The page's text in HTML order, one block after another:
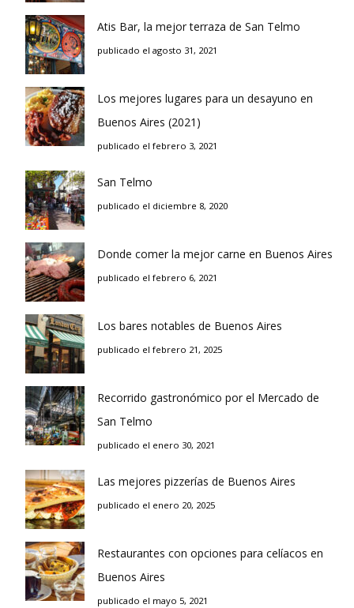
Atis Bar, la mejor terraza de San Telmo
publicado el agosto 31, 2021
Los mejores lugares para un desayuno en
Buenos Aires (2021)
publicado el febrero 3, 2021
San Telmo
publicado el diciembre 8, 2020
Donde comer la mejor carne en Buenos Aires
publicado el febrero 6, 2021
Los bares notables de Buenos Aires
publicado el febrero 21, 2025
Recorrido gastronómico por el Mercado de
San Telmo
publicado el enero 30, 2021
Las mejores pizzerías de Buenos Aires
publicado el enero 20, 2025
Restaurantes con opciones para celíacos en
Buenos Aires
publicado el mayo 5, 2021